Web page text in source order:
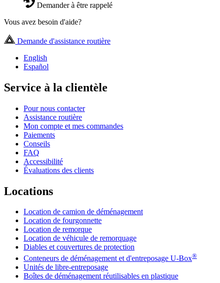
Demander à être rappelé
Vous avez besoin d'aide?
Demande d'assistance routière
English
Español
Service à la clientèle
Pour nous contacter
Assistance routière
Mon compte et mes commandes
Paiements
Conseils
FAQ
Accessibilité
Évaluations des clients
Locations
Location de camion de déménagement
Location de fourgonnette
Location de remorque
Location de véhicule de remorquage
Diables et couvertures de protection
Conteneurs de déménagement et d'entreposage U-Box®
Unités de libre-entreposage
Boîtes de déménagement réutilisables en plastique